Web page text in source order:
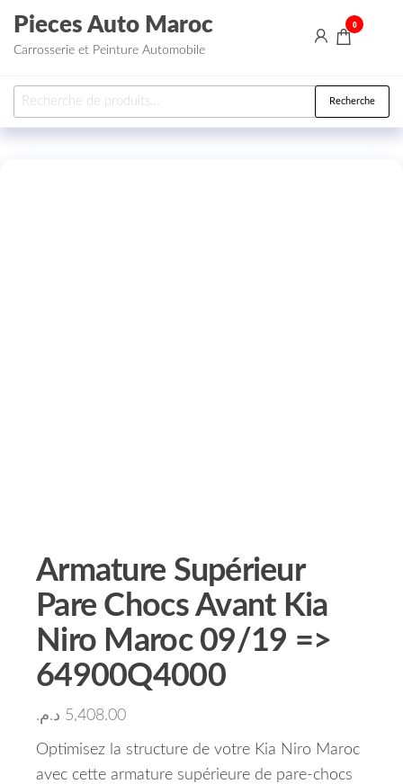
Aller au contenu
Pieces Auto Maroc
Carrosserie et Peinture Automobile
0
Recherche pour : Recherche
Armature Supérieur
Pare Chocs Avant Kia
Niro Maroc 09/19 =>
64900Q4000
5,408.00 د.م.
Optimisez la structure de votre Kia Niro Maroc
avec cette armature supérieure de pare-chocs